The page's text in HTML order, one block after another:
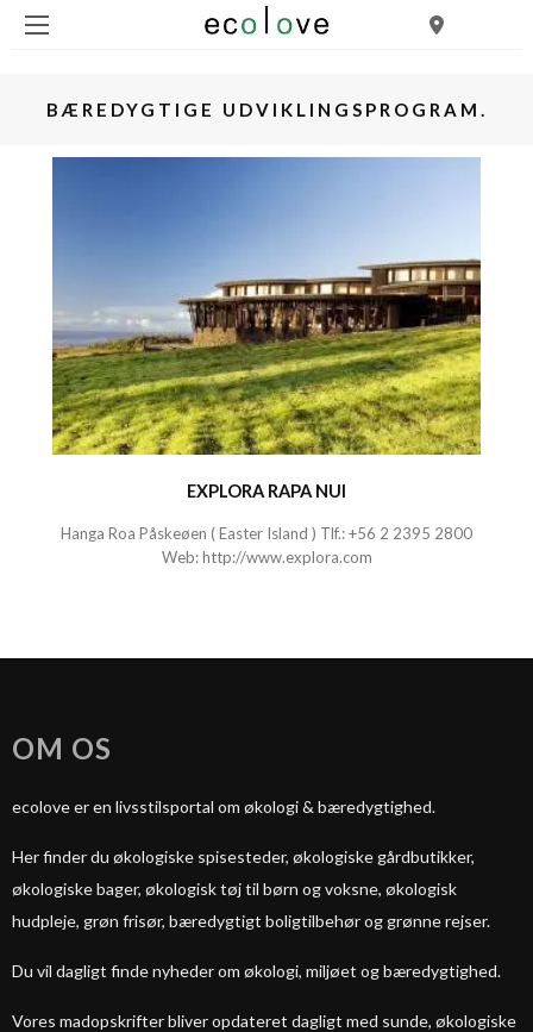
BÆREDYGTIGE UDVIKLINGSPROGRAM.
EXPLORA RAPA NUI
Hanga Roa Påskeøen ( Easter Island ) Tlf.:+56 2 2395 2800
Web:http://www.explora.com
OM OS
ecolove er en livsstilsportal om økologi & bæredygtighed.
Her finder du økologiske spisesteder, økologiske gårdbutikker,
økologiske bager, økologisk tøj til børn og voksne, økologisk
hudpleje, grøn frisør, bæredygtigt boligtilbehør og grønne rejser.
Du vil dagligt finde nyheder om økologi, miljøet og bæredygtighed.
Vores madopskrifter bliver opdateret dagligt med sunde, økologiske